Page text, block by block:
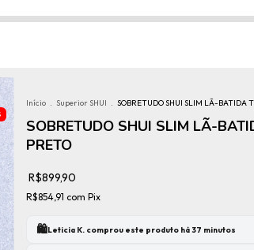
Início . Superior SHUI . SOBRETUDO SHUI SLIM LÃ-BATIDA
SOBRETUDO SHUI SLIM LÃ-
PRETO
R$899,90
R$854,91 com Pix
🛍️Leticia K. comprou este produto há 37 minutos